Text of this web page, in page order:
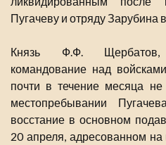
Пугачеву и отряду Зарубина
Князь Ф.Ф. Щербатов,
командование над
почти в течение месяца
местопребывании
восстание в основном
20 апреля, адресованном